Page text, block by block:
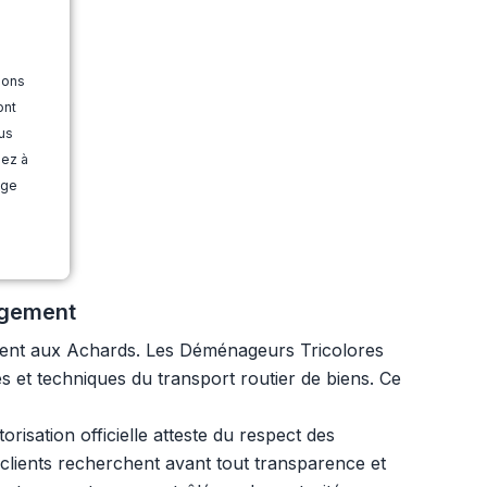
à
aux Achards. Les Déménageurs Tricolores
et techniques du transport routier de biens. Ce
officielle atteste du respect des
recherchent avant tout transparence et